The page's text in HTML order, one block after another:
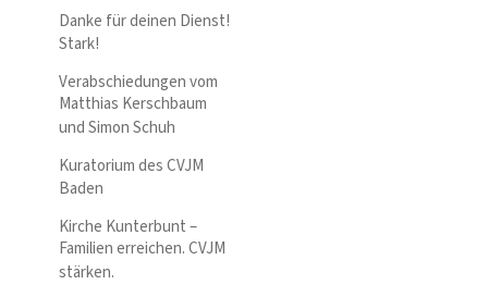
Danke für deinen Dienst!
Stark!
Verabschiedungen vom
Matthias Kerschbaum
und Simon Schuh
Kuratorium des CVJM
Baden
Kirche Kunterbunt –
Familien erreichen. CVJM
stärken.